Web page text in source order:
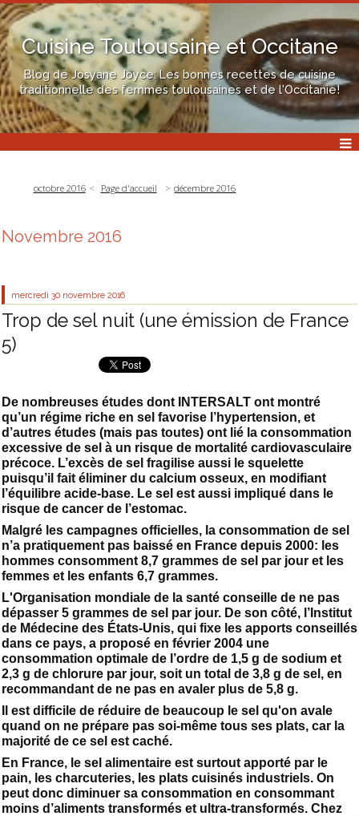
Cuisine Toulousaine et Occitane
Blog de Josyane Joyce: Les bonnes recettes de cuisine
traditionnelle des femmes toulousaines et de l'Occitanie!
octobre 2016 Page d'accueil décembre 2016
Novembre 2016
mercredi 30 novembre 2016
Trop de sel nuit (une émission de France
5)
De nombreuses études dont INTERSALT ont montré
qu’un régime riche en sel favorise l’hypertension, et
d’autres études (mais pas toutes) ont lié la consommation
excessive de sel à un risque de mortalité cardiovasculaire
précoce. L’excès de sel fragilise aussi le squelette
puisqu’il fait éliminer du calcium osseux, en modifiant
l’équilibre acide-base. Le sel est aussi impliqué dans le
risque de cancer de l’estomac.
Malgré les campagnes officielles, la consommation de sel
n’a pratiquement pas baissé en France depuis 2000: les
hommes consomment 8,7 grammes de sel par jour et les
femmes et les enfants 6,7 grammes.
L'Organisation mondiale de la santé conseille de ne pas
dépasser 5 grammes de sel par jour. De son côté, l’Institut
de Médecine des États-Unis, qui fixe les apports conseillés
dans ce pays, a proposé en février 2004 une
consommation optimale de l’ordre de 1,5 g de sodium et
2,3 g de chlorure par jour, soit un total de 3,8 g de sel, en
recommandant de ne pas en avaler plus de 5,8 g.
Il est difficile de réduire de beaucoup le sel qu'on avale
quand on ne prépare pas soi-même tous ses plats, car la
majorité de ce sel est caché.
En France, le sel alimentaire est surtout apporté par le
pain, les charcuteries, les plats cuisinés industriels. On
peut donc diminuer sa consommation en consommant
moins d’aliments transformés et ultra-transformés. Chez